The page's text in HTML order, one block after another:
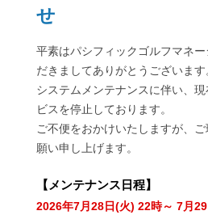
せ
平素はパシフィックゴルフマネ
だきましてありがとうございます
システムメンテナンスに伴い、
ビスを停止しております。
ご不便をおかけいたしますが、
願い申し上げます。
【 メンテナンス日程】
2026年7月28日(火) 22時～ 7月